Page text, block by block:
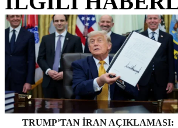
TRUMP’TAN İRAN AÇIKLAMASI: